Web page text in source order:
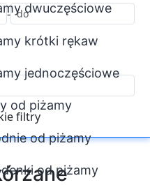
dwuczęściowe
krótki rękaw
jednoczęściowe
od piżamy
od piżamy
od piżamy
-
filtry